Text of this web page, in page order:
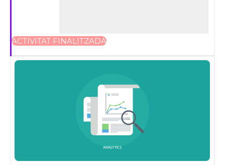
ACTIVITAT FINALITZADA